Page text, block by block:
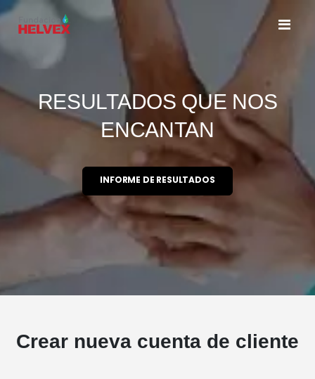
Toggle
RESULTADOS QUE NOS
ENCANTAN
INFORME DE RESULTADOS
Crear nueva cuenta de cliente